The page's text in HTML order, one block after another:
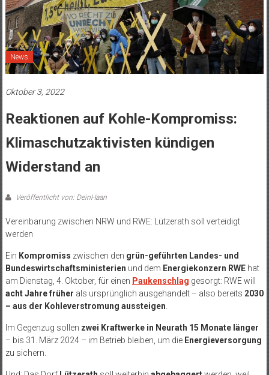
News
Oktober 3, 2022
Reaktionen auf Kohle-Kompromiss:
Klimaschutzaktivisten kündigen
Widerstand an
Veröffentlicht von: DeinHaan
Vereinbarung zwischen NRW und RWE: Lützerath soll verteidigt
werden
Ein Kompromiss zwischen den grün-geführten Landes- und
Bundeswirtschaftsministerien und dem Energiekonzern RWEhat
am Dienstag, 4. Oktober, für einen Paukenschlag gesorgt: RWE will
acht Jahre früher als ursprünglich ausgehandelt – also bereits 2030
– aus der Kohleverstromung aussteigen
Im Gegenzug sollen zwei Kraftwerke in Neurath 15 Monate länger
– bis 31. März 2024 – im Betrieb bleiben, um die Energieversorgung
zu sichern.